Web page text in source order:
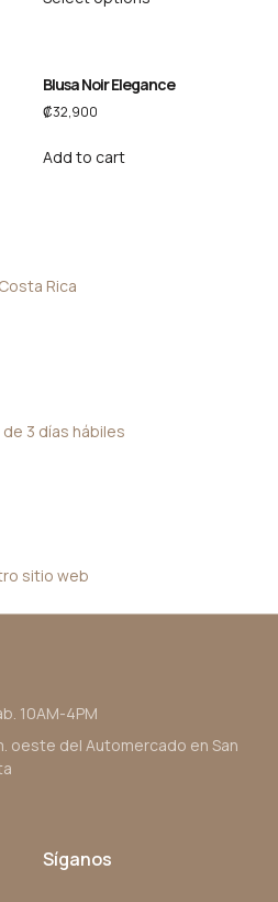
Blusa Noir Elegance
₡32,900
Add to cart
Rica
3 días hábiles
sitio web
10AM-4PM
oeste del Automercado en San
Síganos